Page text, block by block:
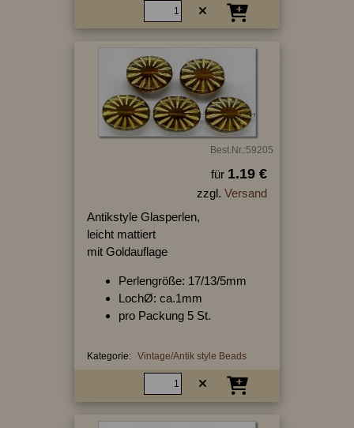
Best.Nr.:59205
für 1.19 €
zzgl. Versand
Antikstyle Glasperlen,
leicht mattiert
mit Goldauflage
Perlengröße: 17/13/5mm
LochØ: ca.1mm
pro Packung 5 St.
Kategorie: Vintage/Antik style Beads